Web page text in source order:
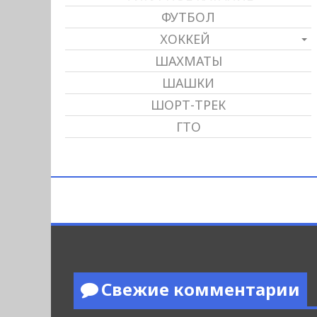
ФУТБОЛ
ХОККЕЙ
ШАХМАТЫ
ШАШКИ
ШОРТ-ТРЕК
ГТО
Свежие комментарии